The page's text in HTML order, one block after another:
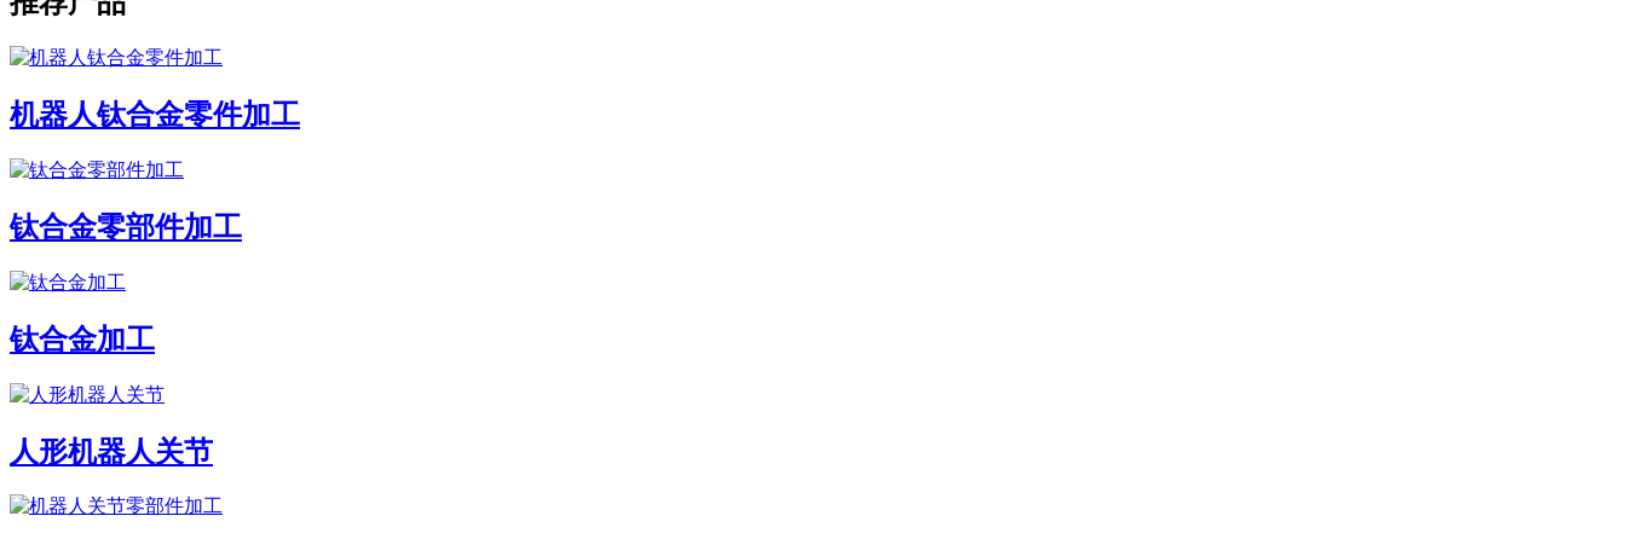
机器人钛合金零件加工
钛合金零部件加工
钛合金加工
人形机器人关节